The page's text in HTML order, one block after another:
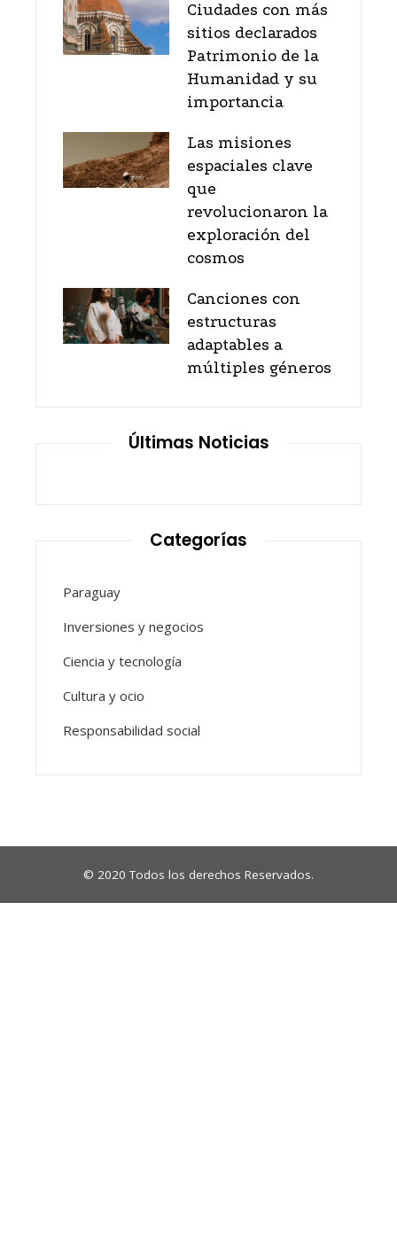
Ciudades con más
sitios declarados
Patrimonio de la
Humanidad y su
importancia
Las misiones
espaciales clave
que
revolucionaron la
exploración del
cosmos
Canciones con
estructuras
adaptables a
múltiples géneros
Últimas Noticias
Categorías
Paraguay
Inversiones y negocios
Ciencia y tecnología
Cultura y ocio
Responsabilidad social
© 2020 Todos los derechos Reservados.